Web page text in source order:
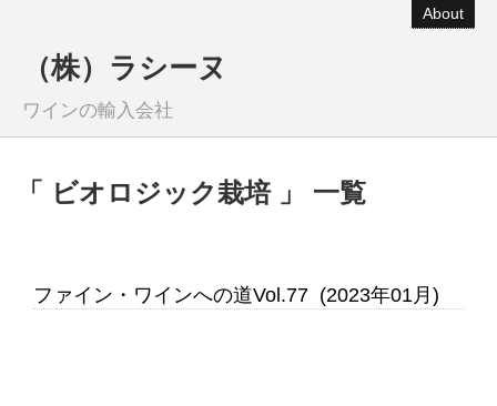
About
（株）ラシーヌ
ワインの輸入会社
「 ビオロジック栽培 」 一覧
ファイン・ワインへの道Vol.77 (2023年01月)